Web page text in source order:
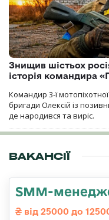
Знищив шістьох
історія командира
Командир 3-ї
бригади Олексій із
де народився та виріс.
ВАКАНСІЇ
SMM-
від 25000 до